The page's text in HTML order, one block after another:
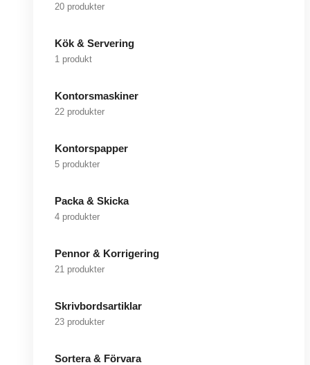
20 produkter
Kök & Servering
1 produkt
Kontorsmaskiner
22 produkter
Kontorspapper
5 produkter
Packa & Skicka
4 produkter
Pennor & Korrigering
21 produkter
Skrivbordsartiklar
23 produkter
Sortera & Förvara